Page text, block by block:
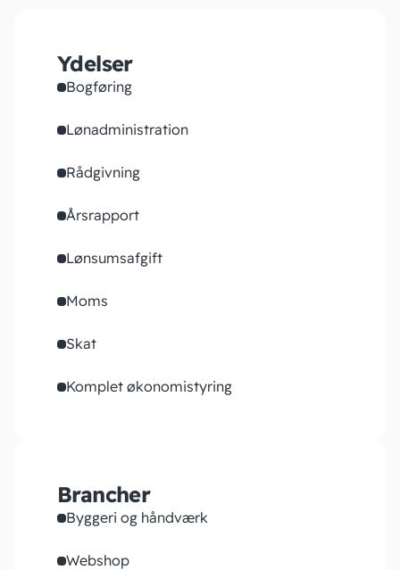
Ydelser
Bogføring
Lønadministration
Rådgivning
Årsrapport
Lønsumsafgift
Moms
Skat
Komplet økonomistyring
Brancher
Byggeri og håndværk
Webshop